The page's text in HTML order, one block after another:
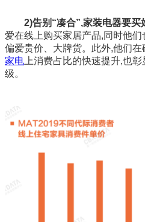
2)告别“凑合”,家装电器要买
爱在线上购买家居产品,同时他
偏爱贵价、大牌货。此外,他们
家电 上消费占比的快速提升,也
级。